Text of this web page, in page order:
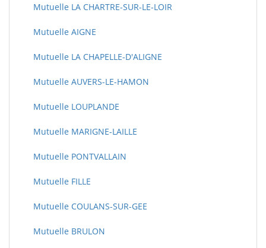
Mutuelle LA CHARTRE-SUR-LE-LOIR
Mutuelle AIGNE
Mutuelle LA CHAPELLE-D'ALIGNE
Mutuelle AUVERS-LE-HAMON
Mutuelle LOUPLANDE
Mutuelle MARIGNE-LAILLE
Mutuelle PONTVALLAIN
Mutuelle FILLE
Mutuelle COULANS-SUR-GEE
Mutuelle BRULON